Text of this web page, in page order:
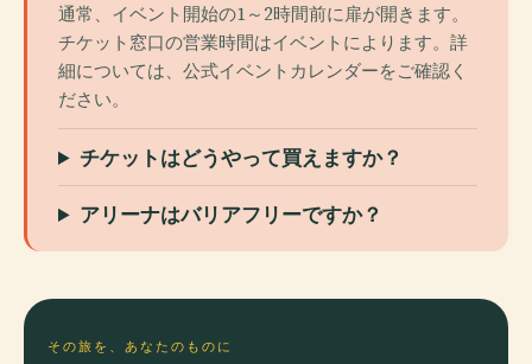
通常、イベント開始の1～2時間前に扉が開きます。
チケット窓口の営業時間はイベントによります。詳
細については、公式イベントカレンダーをご確認く
ださい。
チケットはどうやって買えますか？
アリーナはバリアフリーですか？
その旅を、あなたのものに